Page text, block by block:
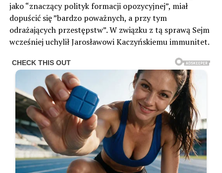
jako “znaczący polityk formacji opozycyjnej”, miał
dopuścić się ”bardzo poważnych, a przy tym
odrażających przestępstw”. W związku z tą sprawą Sejm
wcześniej uchylił Jarosławowi Kaczyńskiemu immunitet.